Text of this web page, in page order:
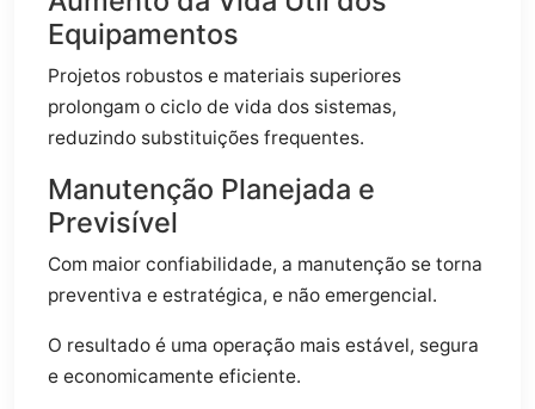
Equipamentos
Projetos robustos e materiais superiores
prolongam o ciclo de vida dos sistemas,
reduzindo substituições frequentes.
Manutenção Planejada e
Previsível
Com maior confiabilidade, a manutenção se torna
preventiva e estratégica, e não emergencial.
O resultado é uma operação mais estável, segura
e economicamente eficiente.